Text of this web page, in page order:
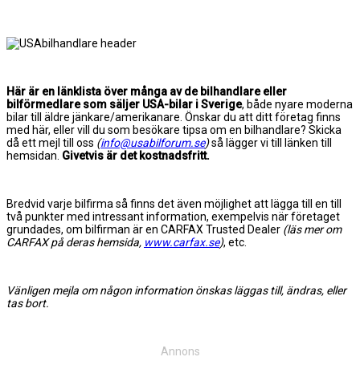
Här är en länklista över många av de bilhandlare eller
bilförmedlare som säljer USA-bilar i Sverige, både nyare moderna
bilar till äldre jänkare/amerikanare. Önskar du att ditt företag finns
med här, eller vill du som besökare tipsa om en bilhandlare? Skicka
då ett mejl till oss (info@usabilforum.se)så lägger vi till länken till
hemsidan. Givetvis är det kostnadsfritt.
Bredvid varje bilfirma så finns det även möjlighet att lägga till en till
två punkter med intressant information, exempelvis när företaget
grundades, om bilfirman är en CARFAX Trusted Dealer (läs mer om
CARFAX på deras hemsida, www.carfax.se), etc.
Vänligen mejla om någon information önskas läggas till, ändras, eller
tas bort.
Annons